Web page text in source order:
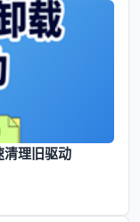
理旧驱动